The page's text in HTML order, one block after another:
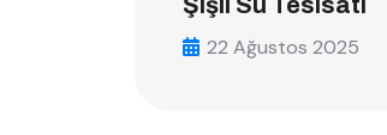
22 Ağustos 2025